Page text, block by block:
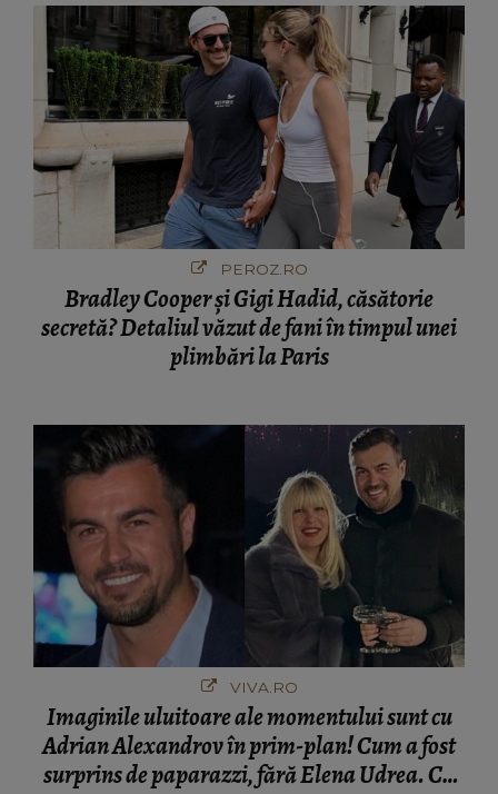
PEROZ.RO
Bradley Cooper și Gigi Hadid, căsătorie
secretă? Detaliul văzut de fani în timpul unei
plimbări la Paris
VIVA.RO
Imaginile uluitoare ale momentului sunt cu
Adrian Alexandrov în prim-plan! Cum a fost
surprins de paparazzi, fără Elena Udrea. Cu